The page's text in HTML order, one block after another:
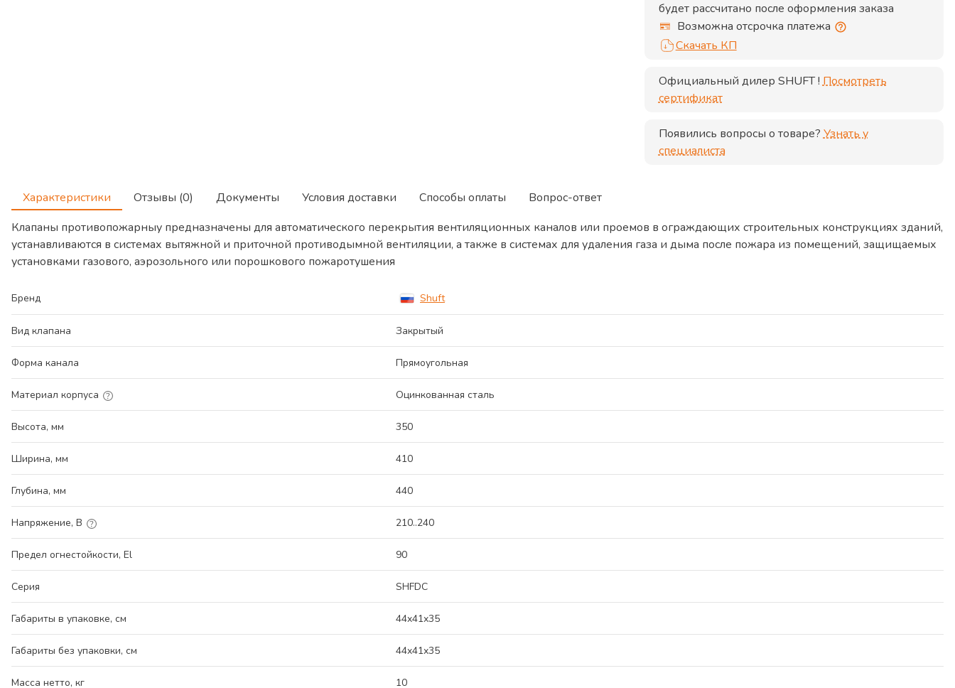
будет рассчитано после оформления заказа
Возможна отсрочка платежа
Скачать КП
Официальный дилер SHUFT! Посмотреть
сертификат
Появились вопросы о товаре? Узнать у
специалиста
Характеристики Отзывы (0) Документы Условия доставки Способы оплаты
Вопрос-ответ
Клапаны противопожарныу предназначены для автоматического перекрытия вентиляционных каналов или проемов в ограждающих строительных конструкциях зданий,
устанавливаются в системах вытяжной и приточной противодымной вентиляции, а также в системах для удаления газа и дыма после пожара из помещений, защищаемых
установками газового, аэрозольного или порошкового пожаротушения
Бренд Shuft
Вид клапана Закрытый
Форма канала Прямоугольная
Материал корпуса Оцинкованная сталь
Высота, мм 350
Ширина, мм 410
Глубина, мм 440
Напряжение, В 210..240
Предел огнестойкости, El 90
Серия SHFDC
Габариты в упаковке, см 44x41x35
Габариты без упаковки, см 44x41x35
Масса нетто, кг 10